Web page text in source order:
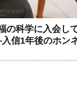
の科学に入会し
信1年後のホン